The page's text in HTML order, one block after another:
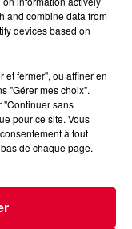
and combine data from
devices based on
et fermer", ou affiner en
"Gérer mes choix".
"Continuer sans
pour ce site. Vous
à tout
de chaque page.